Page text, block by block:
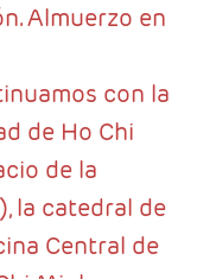
Almuerzo en
con la
de Ho Chi
de la
la catedral de
Central de